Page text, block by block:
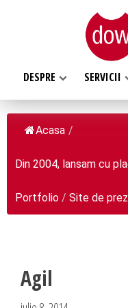
DESPRE SERVICII
DESPRE NOI
Despre noi
Clientii nostri
SERVICII WEB
Web design
Web Hosting, Gazduire site
Inregistrari, Rezervari domenii
Acasa /
Din 2004, lansam cu
Portfolio / Site de
Agil